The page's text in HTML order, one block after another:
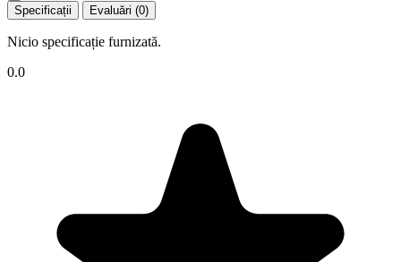
Specificații Evaluări (0)
Nicio specificație furnizată.
0.0